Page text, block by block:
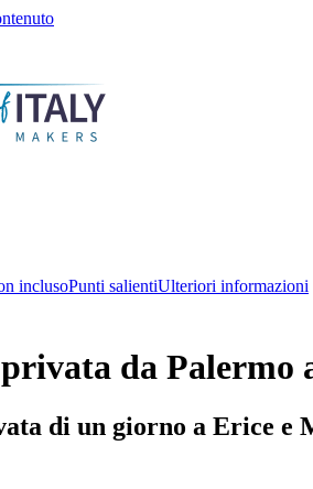
inclusoPunti salientiUlteriori informazioni
da Palermo
di un giorno a Erice e